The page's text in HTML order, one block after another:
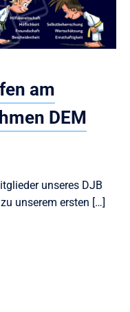
am
DEM
unseres DJB
unserem ersten […]